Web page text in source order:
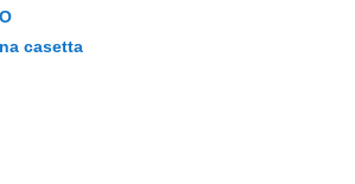
casetta